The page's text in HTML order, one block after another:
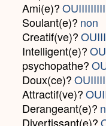
Ami(e)?
Soulant(e)? non
Creatif(ve)?
Intelligent(e)?
psychopathe?
Doux(ce)?
Attractif(ve)?
Derangeant(e)?
Divertissant(e)?